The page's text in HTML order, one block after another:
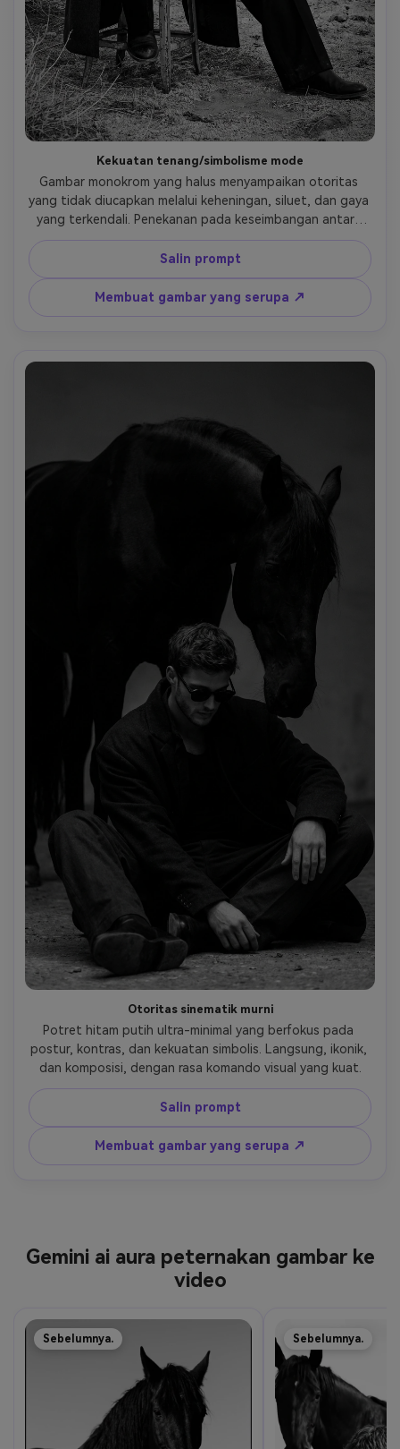
Kekuatan tenang/simbolisme mode
Gambar monokrom yang halus menyampaikan otoritas
yang tidak diucapkan melalui keheningan, siluet, dan gaya
yang terkendali. Penekanan pada keseimbangan antara
kehadiran manusia dan simbolisme hewan.
Salin prompt
Membuat gambar yang serupa ↗
Otoritas sinematik murni
Potret hitam putih ultra-minimal yang berfokus pada
postur, kontras, dan kekuatan simbolis. Langsung, ikonik,
dan komposisi, dengan rasa komando visual yang kuat.
Salin prompt
Membuat gambar yang serupa ↗
Gemini ai aura peternakan gambar ke
video
Sebelumnya. Sebelumnya.